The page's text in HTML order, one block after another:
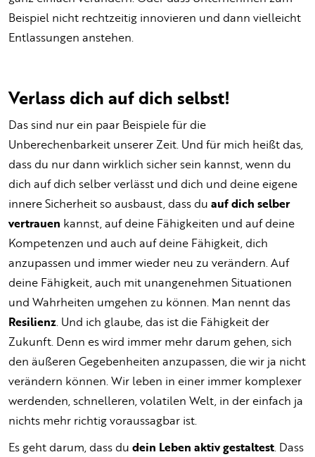
Beispiel nicht rechtzeitig innovieren und dann vielleicht
Entlassungen anstehen.
Verlass dich auf dich selbst!
Das sind nur ein paar Beispiele für die
Unberechenbarkeit unserer Zeit. Und für mich heißt das,
dass du nur dann wirklich sicher sein kannst, wenn du
dich auf dich selber verlässt und dich und deine eigene
innere Sicherheit so ausbaust, dass du auf dich selber
vertrauen kannst, auf deine Fähigkeiten und auf deine
Kompetenzen und auch auf deine Fähigkeit, dich
anzupassen und immer wieder neu zu verändern. Auf
deine Fähigkeit, auch mit unangenehmen Situationen
und Wahrheiten umgehen zu können. Man nennt das
Resilienz . Und ich glaube, das ist die Fähigkeit der
Zukunft. Denn es wird immer mehr darum gehen, sich
den äußeren Gegebenheiten anzupassen, die wir ja nicht
verändern können. Wir leben in einer immer komplexer
werdenden, schnelleren, volatilen Welt, in der einfach ja
nichts mehr richtig voraussagbar ist.
Es geht darum, dass du dein Leben aktiv gestaltest . Dass